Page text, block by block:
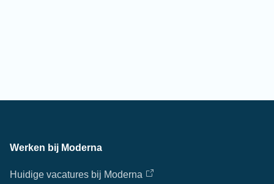
Werken bij Moderna
Huidige vacatures bij Moderna